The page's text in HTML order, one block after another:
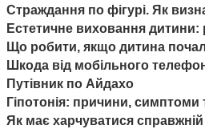
Страждання по фігурі. Як
Естетичне виховання дитини:
Що робити, якщо дитина
Шкода від мобільного
Путівник по Айдахо
Гіпотонія: причини,
Як має харчуватися справжній